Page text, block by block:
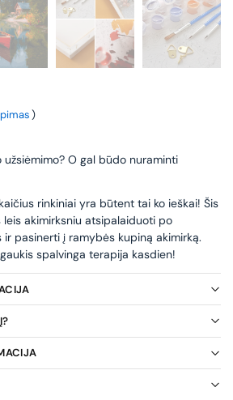
)
užsiėmimo? O gal būdo nuraminti
rinkiniai yra būtent tai ko ieškai! Šis
leis akimirksniu atsipalaiduoti po
pasinerti į ramybės kupiną akimirką.
spalvinga terapija kasdien!